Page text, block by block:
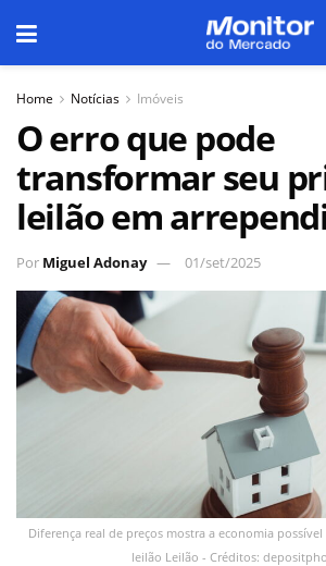
Home Notícias Imóveis
O erro que pode
transformar seu
leilão em
Por Miguel Adonay 01/set/2025
Diferença real de preços mostra a economia
leilão Leilão - Créditos: